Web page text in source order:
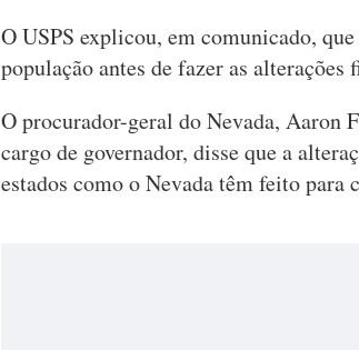
O USPS explicou, em comunicado,
população antes de fazer as alterações
O procurador-geral do Nevada, Aaron
cargo de governador, disse que a
estados como o Nevada têm feito para